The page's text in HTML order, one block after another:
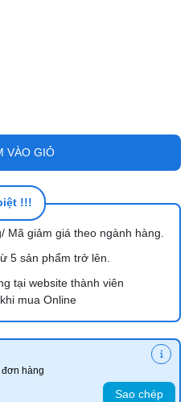
VÀO GIỎ
!!!
Mã giảm giá theo ngành hàng.
5 sản phẩm trở lên.
tại website thành viên
mua Online
hàng
Sao chép